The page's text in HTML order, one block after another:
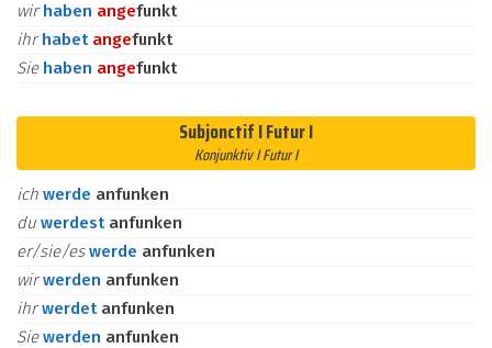
wirhaben angefunkt
ihrhabet angefunkt
Sie haben angefunkt
Subjonctif I Futur I
Konjunktiv I Futur I
ich werde anfunken
du werdest anfunken
er/sie/eswerde anfunken
wirwerden anfunken
ihrwerdet anfunken
Siewerden anfunken